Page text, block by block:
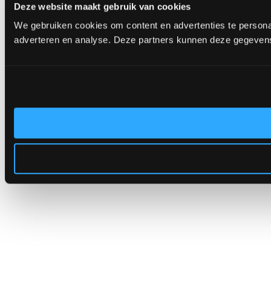
Deze website maakt gebruik van cookies
We gebruiken cookies om content en advertenties te
adverteren en analyse. Deze partners kunnen deze